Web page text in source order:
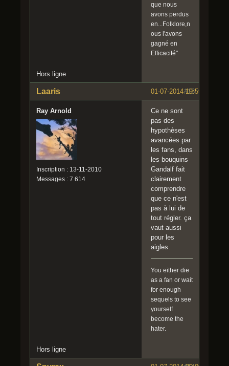
que nous
avons perdus
en...Folklore,n
ous l'avons
gagné en
Efficacité"
Hors ligne
#13
01-07-2014 19:59:26
Laaris
Ray Arnold
Inscription : 13-11-2010
Messages : 7 614
Ce ne sont
pas des
hypothèses
avancées par
les fans, dans
les bouquins
Gandalf fait
clairement
comprendre
que ce n'est
pas à lui de
tout régler. ça
vaut aussi
pour les
aigles.
You either die
as a fan or wait
for enough
sequels to see
yourself
become the
hater.
Hors ligne